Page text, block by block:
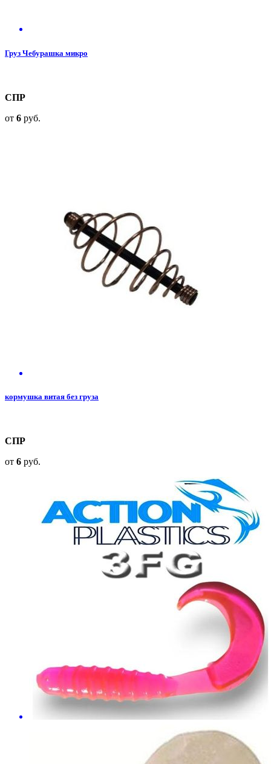
Груз Чебурашка микро
СПР
от 6 руб.
кормушка витая без груза
СПР
от 6 руб.